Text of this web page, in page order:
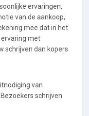
ervaringen,
van de aankoop,
mee dat in het
met
schrijven dan kopers
van
schrijven